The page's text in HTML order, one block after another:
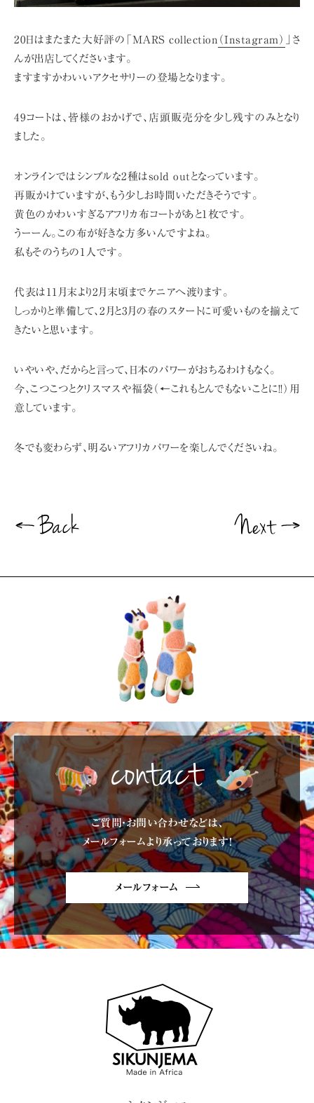
20日はまたまた大好評の「MARS collection （Instagram）
」さ
んが出店してくださいます。
ますますかわいいアクセサリーの登場となります。
49コートは、皆様のおかげで、店頭販売分を少し残すのみとなり
ました。
オンラインではシンプルな2種はsold outとなっています。
再販かけていますが、もう少しお時間いただきそうです。
黄色のかわいすぎるアフリカ布コートがあと1枚です。
うーーん。この布が好きな方多いんですよね。
私もそのうちの1人です。
代表は11月末より2月末頃までケニアへ渡ります。
しっかりと準備して、2月と3月の春のスタートに可愛いものを揃えて
きたいと思います。
いやいや、だからと言って、日本のパワーがおちるわけもなく。
今、こつこつとクリスマスや福袋（←これもとんでもないことに!!）用
意しています。
冬でも変わらず、明るいアフリカパワーを楽しんでくださいね。
contact
ご質問・お問い合わせなどは、
メールフォームより承っております!
メールフォーム